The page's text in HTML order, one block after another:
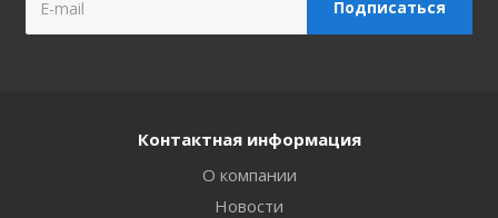
Контактная информация
О компании
Новости